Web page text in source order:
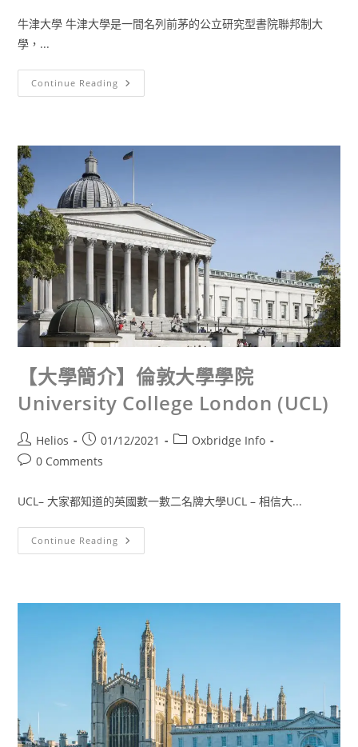
牛津大學 牛津大學是一間名列前茅的公立研究型書院聯邦制大
學，...
Continue Reading
【大學簡介】倫敦大學學院
University College London (UCL)
Helios 01/12/2021
Oxbridge Info
0 Comments
UCL– 大家都知道的英國數一數二名牌大學UCL – 相信大...
Continue Reading